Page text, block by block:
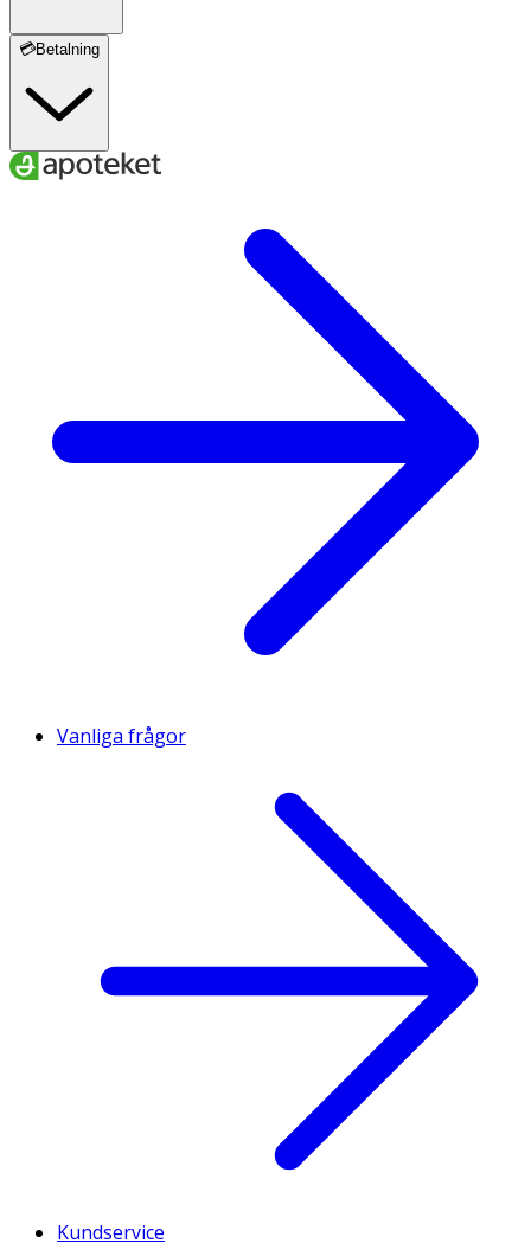
💳Betalning
Vanliga frågor
Kundservice